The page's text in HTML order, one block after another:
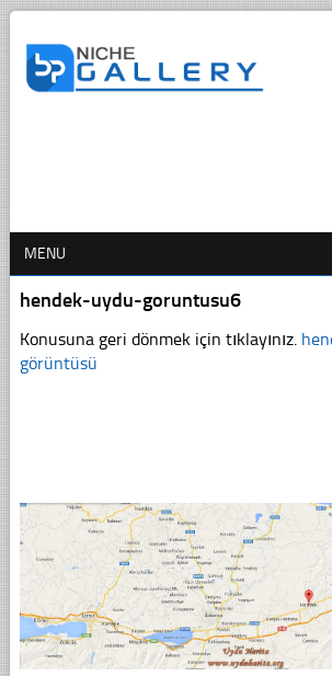
MENU
hendek-uydu-goruntusu6
Konusuna geri dönmek için tıklayınız.
görüntüsü